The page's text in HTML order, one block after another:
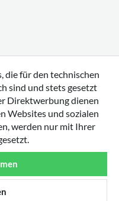
die für den technischen
sind und stets gesetzt
Direktwerbung dienen
Websites und sozialen
werden nur mit Ihrer